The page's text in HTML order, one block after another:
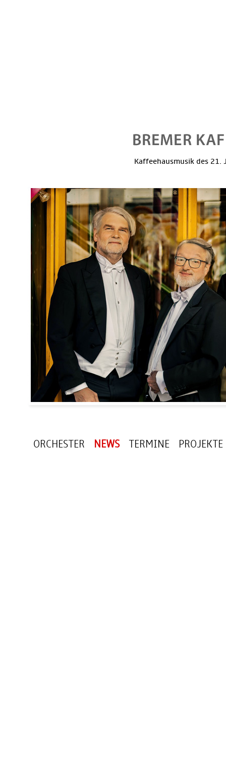
Kaffeehausmusik des 21.
ORCHESTER NEWS TERMINE PROJEKTE